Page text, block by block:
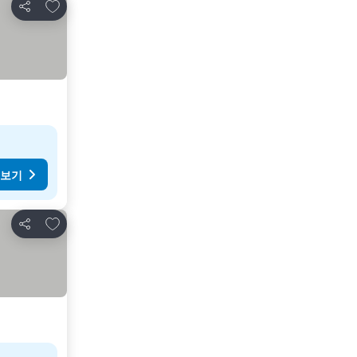
공유
즐겨찾기에 추가
기
공유
즐겨찾기에 추가